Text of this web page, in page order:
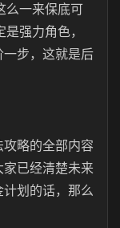
么一来保底可
强力角色，
步，这就是后
略的全部内容
已经清楚未来
划的话，那么